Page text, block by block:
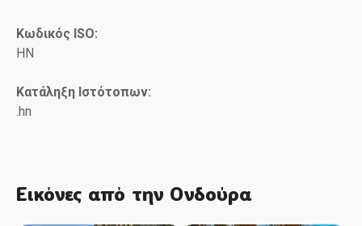
Κωδικός ISO:
HN
Κατάληξη Ιστότοπων:
.hn
Εικόνες από την Ονδούρα